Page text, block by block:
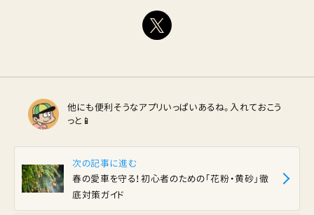
他にも便利そうなアプリいっぱいあるね。入れておこう
っと📱
次の記事に進む
春の愛車を守る！初心者のための「花粉・黄砂」徹
底対策ガイド